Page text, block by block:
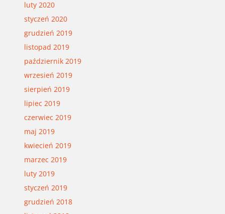
luty 2020
styczeń 2020
grudzień 2019
listopad 2019
październik 2019
wrzesień 2019
sierpień 2019
lipiec 2019
czerwiec 2019
maj 2019
kwiecień 2019
marzec 2019
luty 2019
styczeń 2019
grudzień 2018